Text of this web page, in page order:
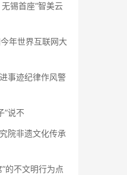
锡首座“智美云
年世界互联网大
事迹纪律作风警
”说不
院非遗文化传承
的不文明行为点